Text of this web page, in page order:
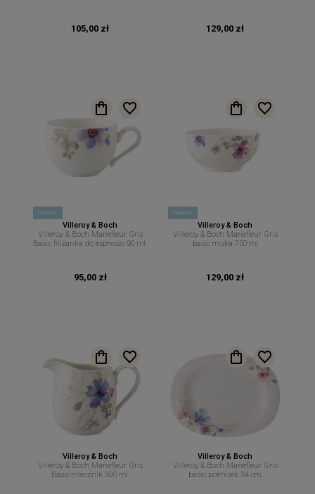
105,00 zł 129,00 zł
nowość
Villeroy & Boch
Villeroy & Boch Mariefleur Gris
Basic filiżanka do espresso 90 ml.
95,00 zł
nowość
Villeroy & Boch
Villeroy & Boch Mariefleur Gris
basic miska 750 ml
129,00 zł
Villeroy & Boch
Villeroy & Boch Mariefleur Gris
Basic mlecznik 300 ml.
Villeroy & Boch
Villeroy & Boch Mariefleur Gris
basic półmisek 34 cm.